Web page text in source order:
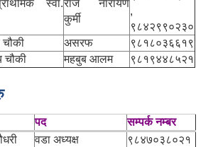
स्वा.राज नारायण
कुर्मी
,
९८४२९९०२३०
चौकी असरफ
९८१८०३६६१९
चौकी महबुब आलम ९८१९४४८५२१
पद
सम्पर्क नम्बर
वडा अध्यक्ष
९८४७०३८०२१